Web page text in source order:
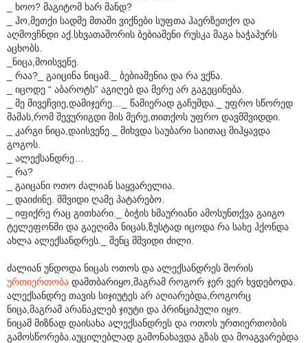
_ ხოო? მაგიტომ ხარ მანდ?
_ ჰო,მეთქი სადმე მთაში ვიქნები სუფთა ჰაერზეთქო და
აღმოვჩნდი აქ.სხვათაშორის ბებიაშენი რუსკა მაგა ხაჭაპურს
აცხობს.
_ნიცა,მოისვენე.
_ რაა?_ გაიცინა ნიცამ._ ბებიაშენია და რა ვქნა.
_ იცოდე “ აბაროტს” აგიღებ და მერე არ გაგეცინება.
_ მე მივეჩვიე,დამიჯერე…_ წამიერად გაჩუმდა._ უფრო სწორედ
მამას,რომ შევურიგდი მის მერე,თითქოს უფრო დავმშვიდდი.
_ კარგი ნიცა,დაისვენე._ მიხვდა საუბარი საითაც მიჰყავდა
გოგოს.
_ ალექსანდრე…
_ რა?
_ გაიცანი ოთო ძალიან საყვარელია.
_ დაიძინე. მშვიდი ღამე პატარებო.
_ იფიქრე რაც გითხარი._ ბიჭის ხმაურიანი ამოსუნთქვა გაიგო
ტელეფონში და გაეღიმა ნიცას,ზუსტად იცოდა რა სახე ჰქონდა
ახლა ალექსანდრეს._ შენც მშვიდი ძილი.
ძალიან უნდოდა ნიცას ოთოს და ალექსანდრეს შორის
ურთიერთობა დამთბარიყო,მაგრამ როგორ ჯერ ვერ ხვდებოდა.
ალექსანდრე თავის სიჯიუტეს არ აღიარებდა,როგორც
ნიცა,მაგრამ არანაკლებ ჯიუტი და პრინციპული იყო.
ნიცამ მიზნად დაისახა ალექსანდრეს და ოთოს ურთიერთობის
გამოსწორება.აუცილებლად გამონახავდა გზას და მოაგვარებდა